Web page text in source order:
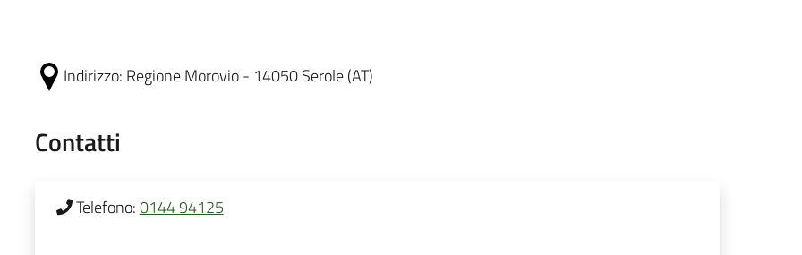
Indirizzo: Regione Morovio - 14050 Serole (AT)
Contatti
Telefono:0144 94125